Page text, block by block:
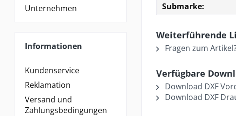
Unternehmen
Informationen
Kundenservice
Reklamation
Versand und
Zahlungsbedingungen
Submarke:
Weiterführende
Fragen zum
Verfügbare
Download DXF
Download DXF